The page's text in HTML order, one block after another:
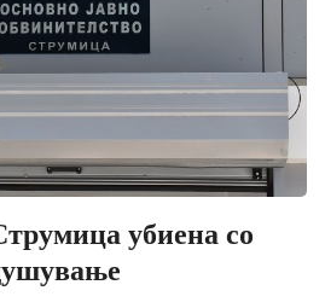
убиена со